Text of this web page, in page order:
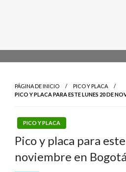
PÁGINA DE INICIO
PICO Y PLACA
PICO Y PLACA PARA ESTE LUNES 20 DE
PICO Y PLACA
Pico y placa para
noviembre en Bogotá